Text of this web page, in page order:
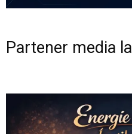
Partener media la